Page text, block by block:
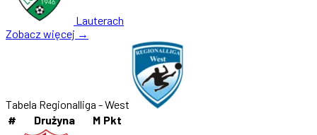
Lauterach
Zobacz więcej →
Tabela Regionalliga - West
#
Drużyna M Pkt